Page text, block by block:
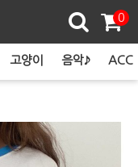
0
고양이 음악♪ ACC